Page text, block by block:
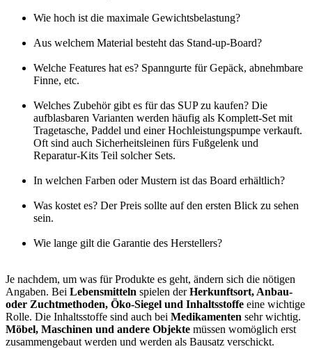
Wie hoch ist die maximale Gewichtsbelastung?
Aus welchem Material besteht das Stand-up-Board?
Welche Features hat es? Spanngurte für Gepäck, abnehmbare
Finne, etc.
Welches Zubehör gibt es für das SUP zu kaufen? Die
aufblasbaren Varianten werden häufig als Komplett-Set mit
Tragetasche, Paddel und einer Hochleistungspumpe verkauft.
Oft sind auch Sicherheitsleinen fürs Fußgelenk und
Reparatur-Kits Teil solcher Sets.
In welchen Farben oder Mustern ist das Board erhältlich?
Was kostet es? Der Preis sollte auf den ersten Blick zu sehen
sein.
Wie lange gilt die Garantie des Herstellers?
Je nachdem, um was für Produkte es geht, ändern sich die nötigen
Angaben. Bei Lebensmitteln spielen derHerkunftsort, Anbau-
oder Zuchtmethoden, Öko-Siegel und Inhaltsstoffe eine wichtige
Rolle. Die Inhaltsstoffe sind auch bei Medikamenten sehr wichtig.
Möbel, Maschinen und andere Objekte müssen womöglich erst
zusammengebaut werden und werden als Bausatz verschickt.